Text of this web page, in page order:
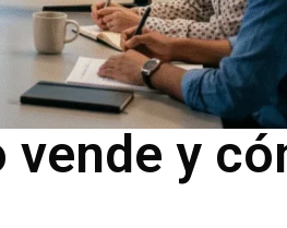
vende y